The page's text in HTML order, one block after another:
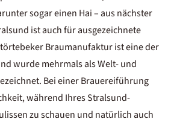
sogar einen Hai – aus nächster
ist auch für ausgezeichnete
Braumanufaktur ist eine der
wurde mehrmals als Welt- und
Bei einer Brauereiführung
während Ihres Stralsund-
zu schauen und natürlich auch